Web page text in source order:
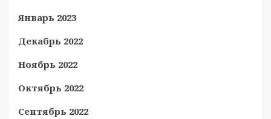
Январь 2023
Декабрь 2022
Ноябрь 2022
Октябрь 2022
Сентябрь 2022